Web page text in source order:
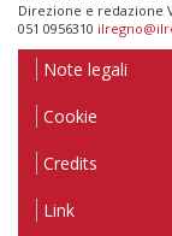
Direzione e redazione
051 0956310
Note legali
Cookie
Credits
Link